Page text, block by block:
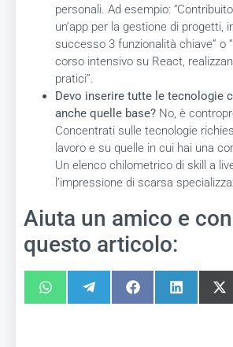
personali. Ad esempio:
un’app per la gestione di progetti,
successo 3 funzionalità chiave” o
corso intensivo su React,
pratici”.
Devo inserire tutte le tecnologie
anche quelle base? No, è
Concentrati sulle tecnologie
lavoro e su quelle in cui hai una
Un elenco chilometrico di skill a
l’impressione di scarsa
Aiuta un amico e
questo articolo: